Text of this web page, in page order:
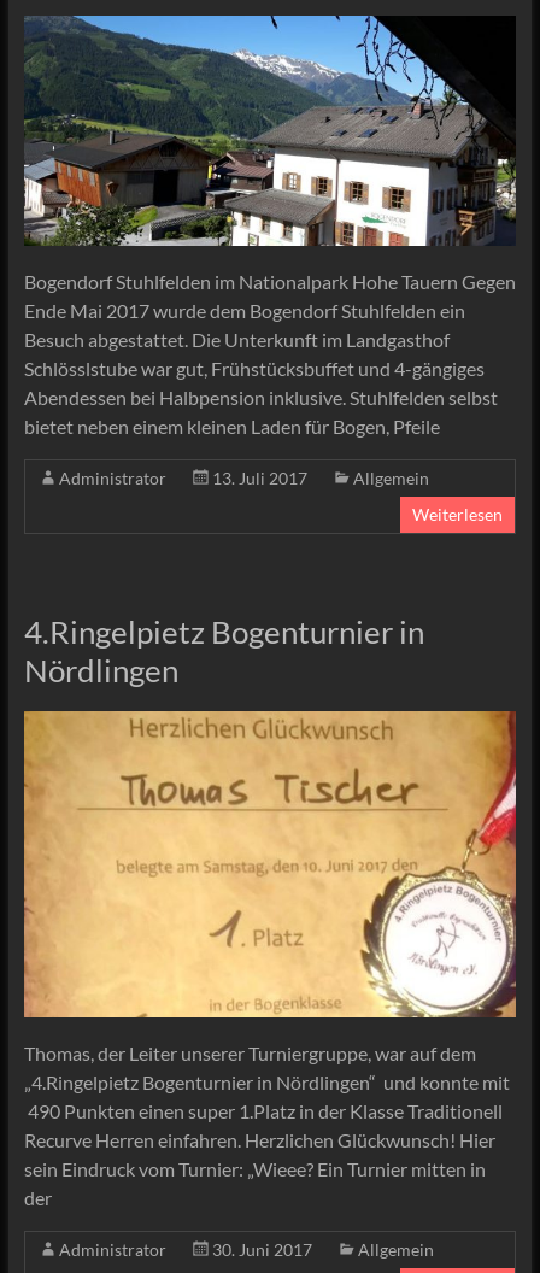
Bogendorf Stuhlfelden im Nationalpark Hohe Tauern Gegen
Ende Mai 2017 wurde dem Bogendorf Stuhlfelden ein
Besuch abgestattet. Die Unterkunft im Landgasthof
Schlösslstube war gut, Frühstücksbuffet und 4-gängiges
Abendessen bei Halbpension inklusive. Stuhlfelden selbst
bietet neben einem kleinen Laden für Bogen, Pfeile
Administrator 13. Juli 2017
Allgemein
Weiterlesen
4.Ringelpietz Bogenturnier in
Nördlingen
Thomas, der Leiter unserer Turniergruppe, war auf dem
„4.Ringelpietz Bogenturnier in Nördlingen“ und konnte mit
490 Punkten einen super 1.Platz in der Klasse Traditionell
Recurve Herren einfahren. Herzlichen Glückwunsch! Hier
sein Eindruck vom Turnier: „Wieee? Ein Turnier mitten in
der
Administrator 30. Juni 2017
Allgemein